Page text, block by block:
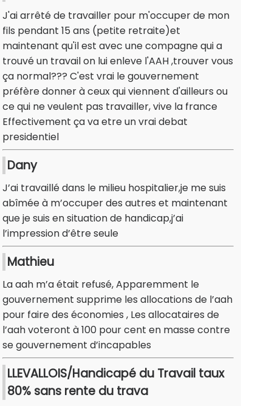
J'ai arrêté de travailler pour m'occuper de mon
fils pendant 15 ans (petite retraite)et
maintenant qu'il est avec une compagne qui a
trouvé un travail on lui enleve l'AAH ,trouver vous
ça normal??? C'est vrai le gouvernement
préfère donner à ceux qui viennent d'ailleurs ou
ce qui ne veulent pas travailler, vive la france
Effectivement ça va etre un vrai debat
presidentiel
Dany
J’ai travaillé dans le milieu hospitalier,je me suis
abîmée à m’occuper des autres et maintenant
que je suis en situation de handicap,j’ai
l’impression d’être seule
Mathieu
La aah m’a était refusé, Apparemment le
gouvernement supprime les allocations de l’aah
pour faire des économies , Les allocataires de
l’aah voteront à 100 pour cent en masse contre
se gouvernement d’incapables
LLEVALLOIS/Handicapé du Travail taux
80% sans rente du trava